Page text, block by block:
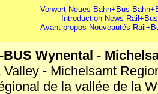
Vorwort Neues Bahn+Bus
Introduction News Rail+Bus
Avant-propos Nouveautés
BUS Wynental -
Valley - Michelsamt
de la vallée de la